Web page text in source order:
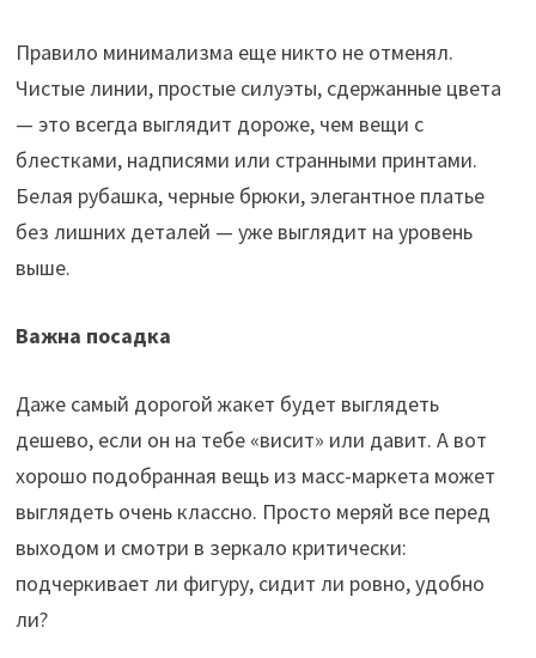
Правило минимализма еще никто не отменял.
Чистые линии, простые силуэты, сдержанные цвета
— это всегда выглядит дороже, чем вещи с
блестками, надписями или странными принтами.
Белая рубашка, черные брюки, элегантное платье
без лишних деталей — уже выглядит на уровень
выше.
Важна посадка
Даже самый дорогой жакет будет выглядеть
дешево, если он на тебе «висит» или давит. А вот
хорошо подобранная вещь из масс-маркета может
выглядеть очень классно. Просто меряй все перед
выходом и смотри в зеркало критически:
подчеркивает ли фигуру, сидит ли ровно, удобно
ли?